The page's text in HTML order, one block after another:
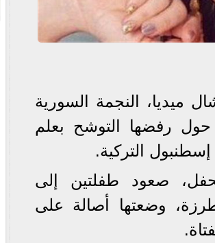
ميديا، النجمة السورية
حول رفضها التوشح بعلم
التركية.
صعود طفلتين إلى
وضعتها أصالة على